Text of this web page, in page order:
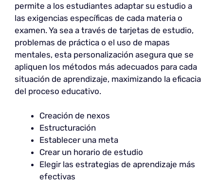
permite a los estudiantes adaptar su estudio a
las exigencias específicas de cada materia o
examen. Ya sea a través de tarjetas de estudio,
problemas de práctica o el uso de mapas
mentales, esta personalización asegura que se
apliquen los métodos más adecuados para cada
situación de aprendizaje, maximizando la eficacia
del proceso educativo.
Creación de nexos
Estructuración
Establecer una meta
Crear un horario de estudio
Elegir las estrategias de aprendizaje más
efectivas